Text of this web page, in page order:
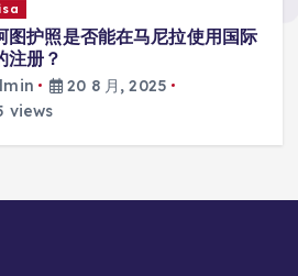
图护照是否能在马尼拉使用国际
注册？
20 8 月, 2025
views